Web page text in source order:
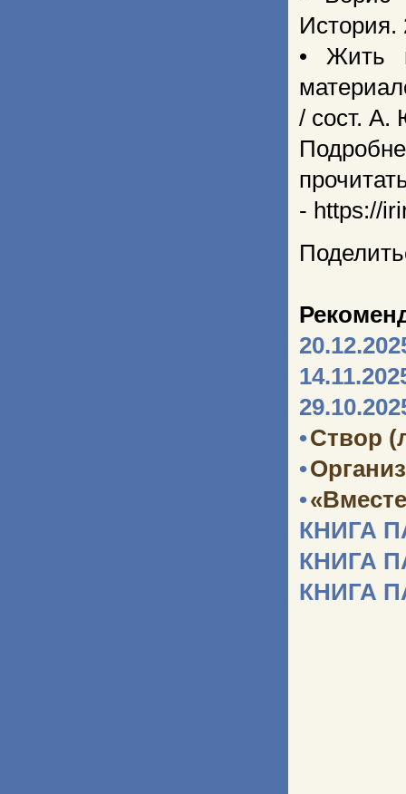
История.
• Жить
/ сост.
- https://
•Створ
•
•
КНИГА
КНИГА
КНИГА